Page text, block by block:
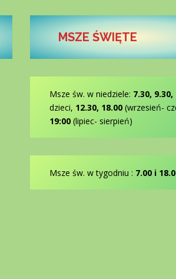
MSZE ŚWIĘTE
Msze św. w niedziele: 7.30, 9.30,
dzieci, 12.30, 18.00 (wrzesień-
19:00(lipiec- sierpień)
Msze św. w tygodniu : 7.00 i